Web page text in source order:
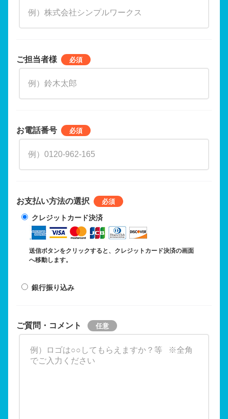
ご担当者様
お電話番号
お支払い方法の選択
クレジットカード決済
送信ボタンをクリックすると、クレジットカード決済の画面
へ移動します。
銀行振り込み
ご質問・コメント